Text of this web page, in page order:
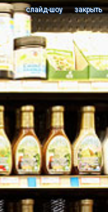
закрыть
cлайд-шоу